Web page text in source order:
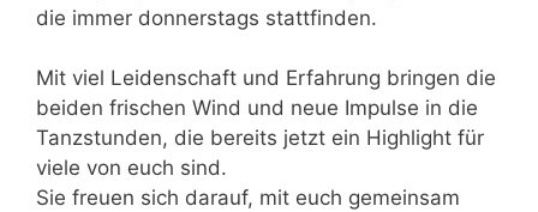
die immer donnerstags stattfinden.
Mit viel Leidenschaft und Erfahrung bringen die
beiden frischen Wind und neue Impulse in die
Tanzstunden, die bereits jetzt ein Highlight für
viele von euch sind.
Sie freuen sich darauf, mit euch gemeinsam